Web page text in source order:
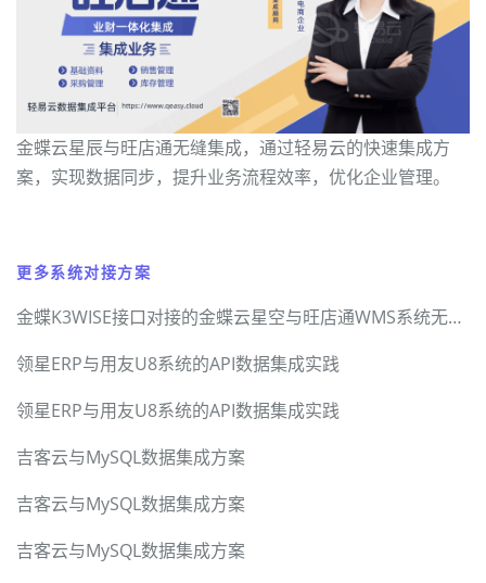
金蝶云星辰与旺店通无缝集成，通过轻易云的快速集成方
案，实现数据同步，提升业务流程效率，优化企业管理。
更多系统对接方案
金蝶K3WISE接口对接的金蝶云星空与旺店通WMS系统无缝集成方案
领星ERP与用友U8系统的API数据集成实践
领星ERP与用友U8系统的API数据集成实践
吉客云与MySQL数据集成方案
吉客云与MySQL数据集成方案
吉客云与MySQL数据集成方案